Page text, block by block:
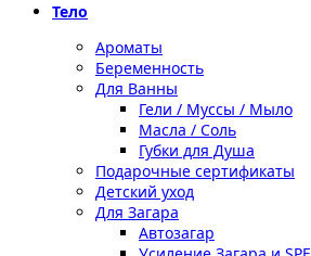
Тело
Ароматы
Беременность
Для Ванны
Гели / Муссы / Мыло
Масла / Соль
Губки для Душа
Подарочные сертификаты
Детский уход
Для Загара
Автозагар